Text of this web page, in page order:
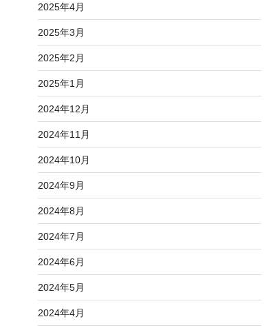
2025年4月
2025年3月
2025年2月
2025年1月
2024年12月
2024年11月
2024年10月
2024年9月
2024年8月
2024年7月
2024年6月
2024年5月
2024年4月